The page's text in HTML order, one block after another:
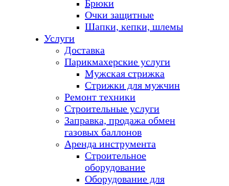
Брюки
Очки защитные
Шапки, кепки, шлемы
Услуги
Доставка
Парикмахерские услуги
Мужская стрижка
Стрижки для мужчин
Ремонт техники
Строительные услуги
Заправка, продажа обмен
газовых баллонов
Аренда инструмента
Строительное
оборудование
Оборудование для